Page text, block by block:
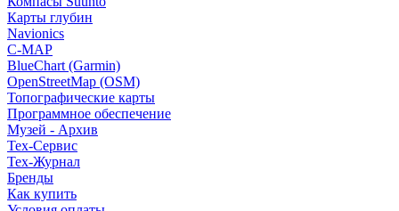
Карты глубин
Navionics
C-MAP
BlueChart (Garmin)
OpenStreetMap (OSM)
Топографические карты
Программное обеспечение
Музей - Архив
Tex-Сервис
Тех-Журнал
Бренды
Как купить